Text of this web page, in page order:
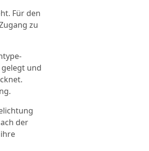
Für den
zu
und
der